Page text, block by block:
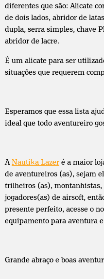
diferentes que são: Alicate
de dois lados, abridor de
dupla, serra simples, chave
abridor de lacre.
É um alicate para ser
situações que requerem
Esperamos que essa lista
ideal que todo aventureiro
A Nautika Lazeré a maior
de aventureiros (as), sejam
trilheiros (as),
jogadores(as) de airsoft,
presente perfeito, acesse o
equipamento para aventura e
Grande abraço e boas